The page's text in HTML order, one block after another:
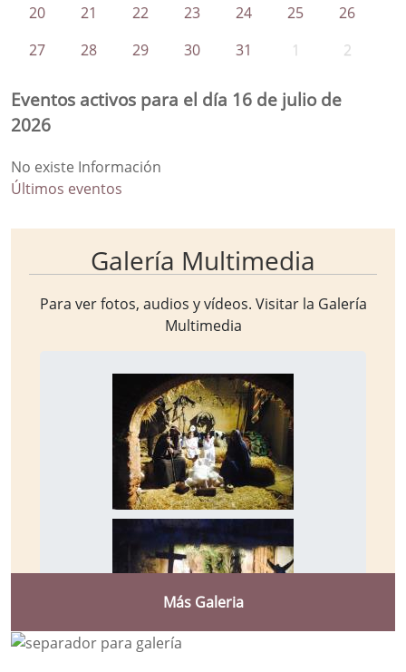
20 21 22 23 24 25
26
27
28 29 30 31 1 2
Eventos activos para el día 16 de julio de
2026
No existe Información
Últimos eventos
Galería Multimedia
Para ver fotos, audios y vídeos. Visitar la Galería
Multimedia
Más Galeria